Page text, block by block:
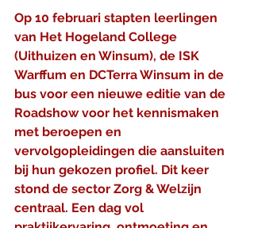
Op 10 februari stapten leerlingen
van Het Hogeland College
(Uithuizen en Winsum), de ISK
Warffum en DCTerra Winsum in de
bus voor een nieuwe editie van de
Roadshow voor het kennismaken
met beroepen en
vervolgopleidingen die aansluiten
bij hun gekozen profiel. Dit keer
stond de sector Zorg & Welzijn
centraal. Een dag vol